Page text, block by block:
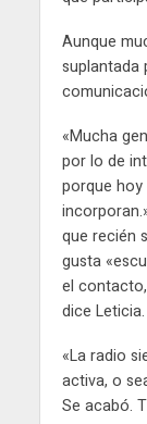
Aunque
suplantada
«Mucha
por lo de
porque hoy
que recién
gusta
el
dice Leticia.
«La radio
activa, o
Se acabó.